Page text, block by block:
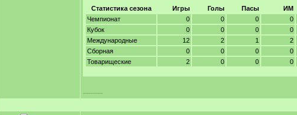
Статистика сезона Игры Голы Пасы ИМ
Чемпионат
0 0 0 0
Кубок 0 0 0 0
Международные
12 2 1 2
Сборная
0 0 0 0
Товарищеские
2 0 0 0
-----------